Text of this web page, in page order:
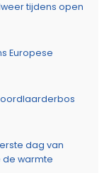
tijdens open
Europese
dag van
de warmte